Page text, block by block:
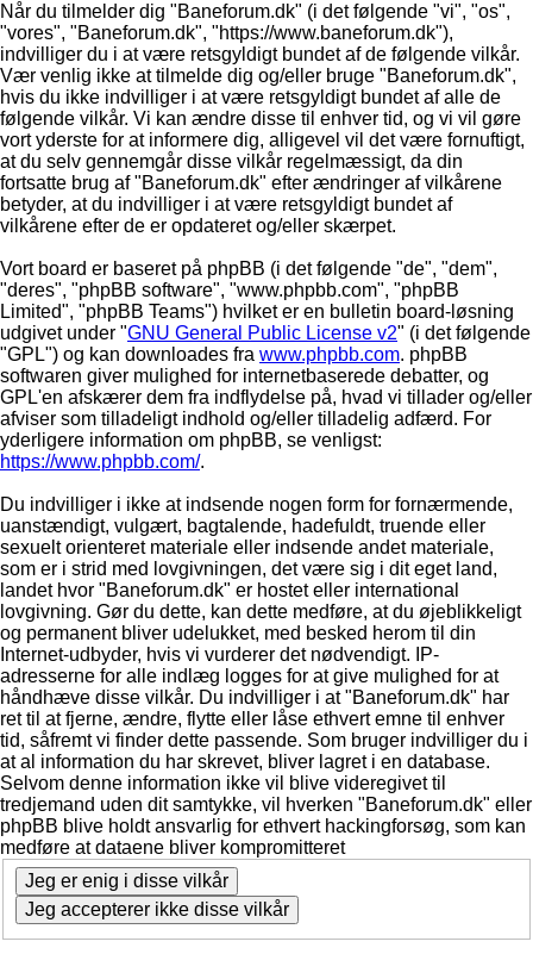
Når du tilmelder dig "Baneforum.dk" (i det følgende "vi", "os",
"vores", "Baneforum.dk", "https://www.baneforum.dk"),
indvilliger du i at være retsgyldigt bundet af de følgende vilkår.
Vær venlig ikke at tilmelde dig og/eller bruge "Baneforum.dk",
hvis du ikke indvilliger i at være retsgyldigt bundet af alle de
følgende vilkår. Vi kan ændre disse til enhver tid, og vi vil gøre
vort yderste for at informere dig, alligevel vil det være fornuftigt,
at du selv gennemgår disse vilkår regelmæssigt, da din
fortsatte brug af "Baneforum.dk" efter ændringer af vilkårene
betyder, at du indvilliger i at være retsgyldigt bundet af
vilkårene efter de er opdateret og/eller skærpet.
Vort board er baseret på phpBB (i det følgende "de", "dem",
"deres", "phpBB software", "www.phpbb.com", "phpBB
Limited", "phpBB Teams") hvilket er en bulletin board-løsning
udgivet under "GNU General Public License v2" (i det følgende
"GPL") og kan downloades fra www.phpbb.com. phpBB
softwaren giver mulighed for internetbaserede debatter, og
GPL'en afskærer dem fra indflydelse på, hvad vi tillader og/eller
afviser som tilladeligt indhold og/eller tilladelig adfærd. For
yderligere information om phpBB, se venligst:
https://www.phpbb.com/.
Du indvilliger i ikke at indsende nogen form for fornærmende,
uanstændigt, vulgært, bagtalende, hadefuldt, truende eller
sexuelt orienteret materiale eller indsende andet materiale,
som er i strid med lovgivningen, det være sig i dit eget land,
landet hvor "Baneforum.dk" er hostet eller international
lovgivning. Gør du dette, kan dette medføre, at du øjeblikkeligt
og permanent bliver udelukket, med besked herom til din
Internet-udbyder, hvis vi vurderer det nødvendigt. IP-
adresserne for alle indlæg logges for at give mulighed for at
håndhæve disse vilkår. Du indvilliger i at "Baneforum.dk" har
ret til at fjerne, ændre, flytte eller låse ethvert emne til enhver
tid, såfremt vi finder dette passende. Som bruger indvilliger du i
at al information du har skrevet, bliver lagret i en database.
Selvom denne information ikke vil blive videregivet til
tredjemand uden dit samtykke, vil hverken "Baneforum.dk" eller
phpBB blive holdt ansvarlig for ethvert hackingforsøg, som kan
medføre at dataene bliver kompromitteret